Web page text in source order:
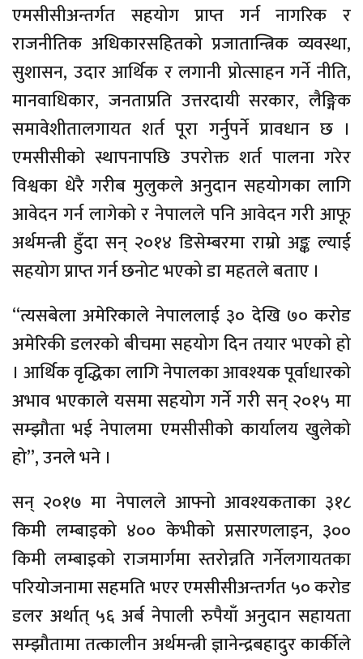
एमसीसीअन्तर्गत सहयोग प्राप्त गर्न नागरिक र
राजनीतिक अधिकारसहितको प्रजातान्त्रिक व्यवस्था,
सुशासन, उदार आर्थिक र लगानी प्रोत्साहन गर्ने नीति,
मानवाधिकार, जनताप्रति उत्तरदायी सरकार, लैङ्गिक
समावेशीतालगायत शर्त पूरा गर्नुपर्ने प्रावधान छ ।
एमसीसीको स्थापनापछि उपरोक्त शर्त पालना गरेर
विश्वका धेरै गरीब मुलुकले अनुदान सहयोगका लागि
आवेदन गर्न लागेको र नेपालले पनि आवेदन गरी आफू
अर्थमन्त्री हुँदा सन् २०१४ डिसेम्बरमा राम्रो अङ्क ल्याई
सहयोग प्राप्त गर्न छनोट भएको डा महतले बताए ।
“त्यसबेला अमेरिकाले नेपाललाई ३० देखि ७० करोड
अमेरिकी डलरको बीचमा सहयोग दिन तयार भएको हो
। आर्थिक वृद्धिका लागि नेपालका आवश्यक पूर्वाधारको
अभाव भएकाले यसमा सहयोग गर्ने गरी सन् २०१५ मा
सम्झौता भई नेपालमा एमसीसीको कार्यालय खुलेको
हो”, उनले भने ।
सन् २०१७ मा नेपालले आफ्नो आवश्यकताका ३१८
किमी लम्बाइको ४०० केभीको प्रसारणलाइन, ३००
किमी लम्बाइको राजमार्गमा स्तरोन्नति गर्नेलगायतका
परियोजनामा सहमति भएर एमसीसीअन्तर्गत ५० करोड
डलर अर्थात् ५६ अर्ब नेपाली रुपैयाँ अनुदान सहायता
सम्झौतामा तत्कालीन अर्थमन्त्री ज्ञानेन्द्रबहादुर कार्कीले